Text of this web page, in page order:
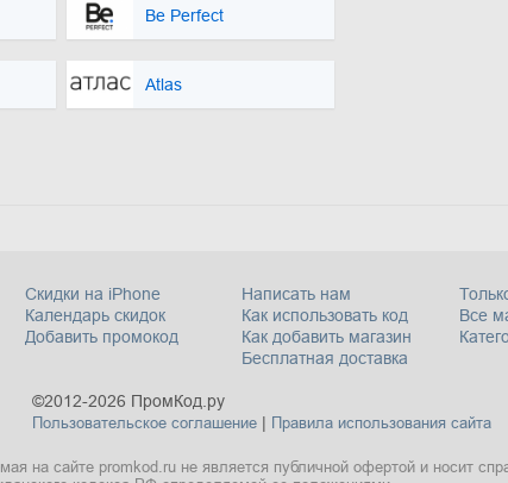
Be Perfect
Atlas
Скидки на iPhone
Календарь скидок
Добавить промокод
Написать нам
Как использовать код
Как добавить магазин
Бесплатная доставка
Все
©2012-2026 ПромКод.ру
Пользовательское соглашение| Правила использования сайта
на сайте promkod.ru не является публичной офертой и носит